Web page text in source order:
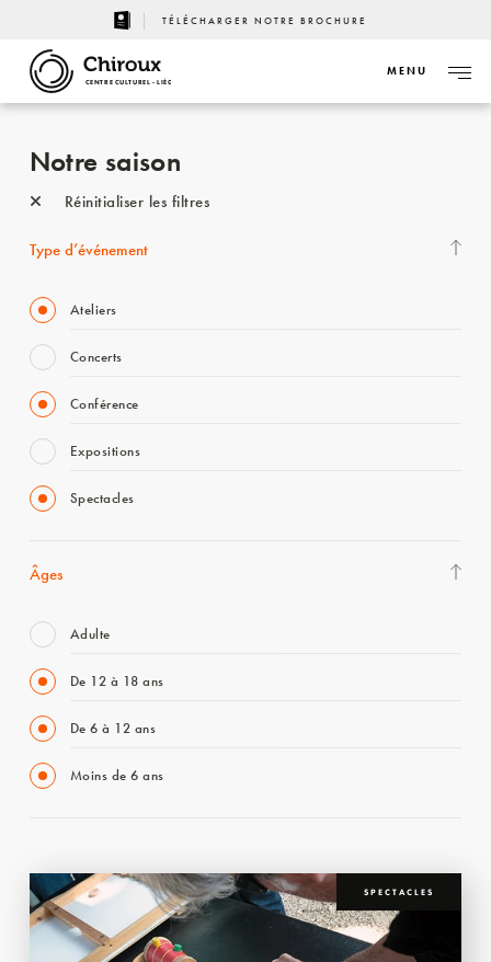
TÉLÉCHARGER NOTRE BROCHURE
CENTRE CULTUREL - LIÈGE
MENU
Notre saison
Réinitialiser les filtres
Type d’événement
Ateliers
Concerts
Conférence
Expositions
Spectacles
Âges
Adulte
De 12 à 18 ans
De 6 à 12 ans
Moins de 6 ans
SPECTACLES